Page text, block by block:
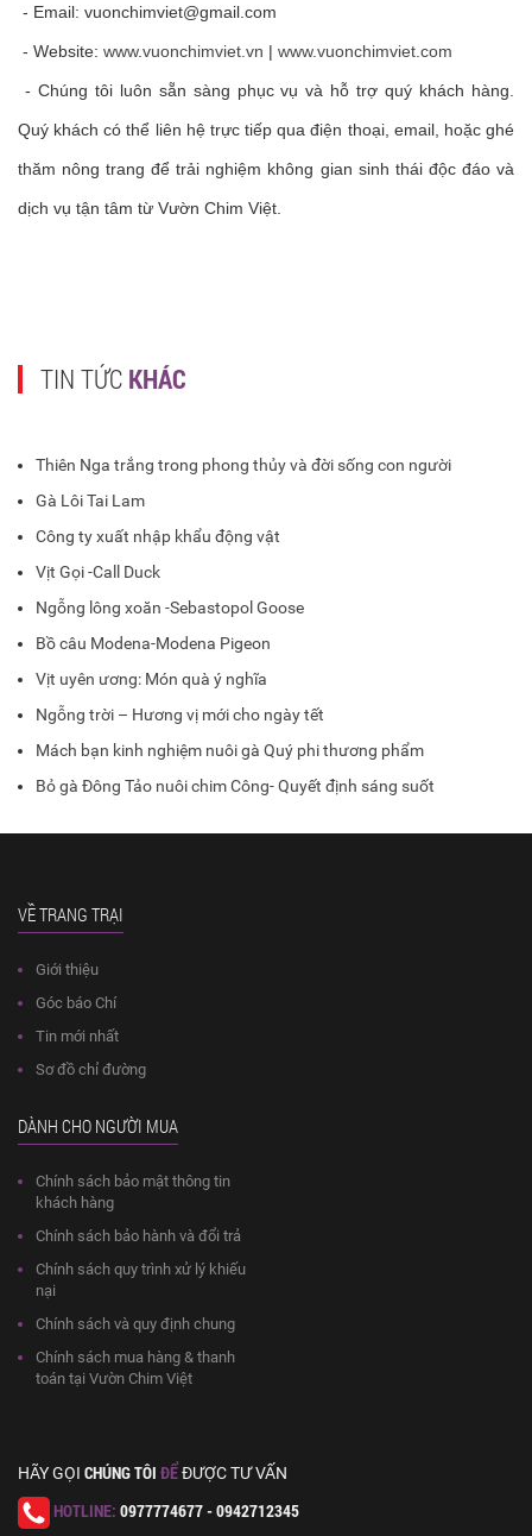
- Email: vuonchimviet@gmail.com
- Website: www.vuonchimviet.vn | www.vuonchimviet.com
- Chúng tôi luôn sẵn sàng phục vụ và hỗ trợ quý khách hàng.
Quý khách có thể liên hệ trực tiếp qua điện thoại, email, hoặc ghé
thăm nông trang để trải nghiệm không gian sinh thái độc đáo và
dịch vụ tận tâm từ Vườn Chim Việt.
TIN TỨC KHÁC
Thiên Nga trắng trong phong thủy và đời sống con người
Gà Lôi Tai Lam
Công ty xuất nhập khẩu động vật
Vịt Gọi -Call Duck
Ngỗng lông xoăn -Sebastopol Goose
Bồ câu Modena-Modena Pigeon
Vịt uyên ương: Món quà ý nghĩa
Ngỗng trời – Hương vị mới cho ngày tết
Mách bạn kinh nghiệm nuôi gà Quý phi thương phẩm
Bỏ gà Đông Tảo nuôi chim Công- Quyết định sáng suốt
VỀ TRANG TRẠI
Giới thiệu
Góc báo Chí
Tin mới nhất
Sơ đồ chỉ đường
DÀNH CHO NGƯỜI MUA
Chính sách bảo mật thông tin
khách hàng
Chính sách bảo hành và đổi trả
Chính sách quy trình xử lý khiếu
nại
Chính sách và quy định chung
Chính sách mua hàng & thanh
toán tại Vườn Chim Việt
HÃY GỌI CHÚNG TÔI ĐỂĐƯỢC TƯ VẤN
HOTLINE: 0977774677 - 0942712345